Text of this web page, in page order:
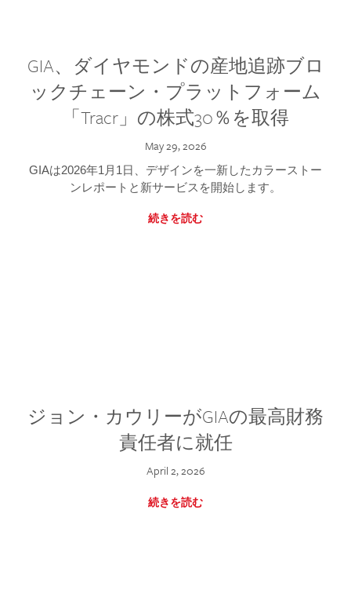
GIA、ダイヤモンドの産地追跡ブロ
ックチェーン・プラットフォーム
「Tracr」の株式30％を取得
May 29, 2026
GIAは2026年1月1日、デザインを一新したカラーストー
ンレポートと新サービスを開始します。
続きを読む
ジョン・カウリーがGIAの最高財務
責任者に就任
April 2, 2026
続きを読む